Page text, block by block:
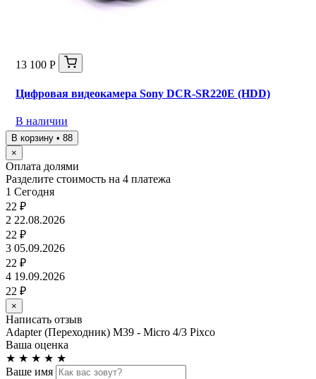
13 100 Р
Цифровая видеокамера Sony DCR-SR220E (HDD)
В наличии
В корзину • 88
×
Оплата долями
Разделите стоимость на 4 платежа
1 Сегодня
22 ₽
2 22.08.2026
22 ₽
3 05.09.2026
22 ₽
4 19.09.2026
22 ₽
×
Написать отзыв
Adapter (Переходник) M39 - Micro 4/3 Pixco
Ваша оценка
★ ★ ★ ★ ★
Ваше имя